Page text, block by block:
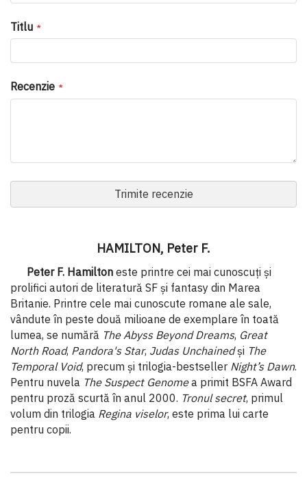
Titlu
Recenzie
Trimite recenzie
HAMILTON, Peter F.
Peter F. Hamilton este printre cei mai cunoscuţi şi
prolifici autori de literatură SF şi fantasy din Marea
Britanie. Printre cele mai cunoscute romane ale sale,
vândute în peste două milioane de exemplare în toată
lumea, se numără The Abyss Beyond Dreams, Great
North Road, Pandora's Star, Judas Unchainedşi The
Temporal Void, precum şi trilogia-bestseller Night’s Dawn.
Pentru nuvela The Suspect Genomea primit BSFA Award
pentru proză scurtă în anul 2000. Tronul secret, primul
volum din trilogia Regina viselor, este prima lui carte
pentru copii.